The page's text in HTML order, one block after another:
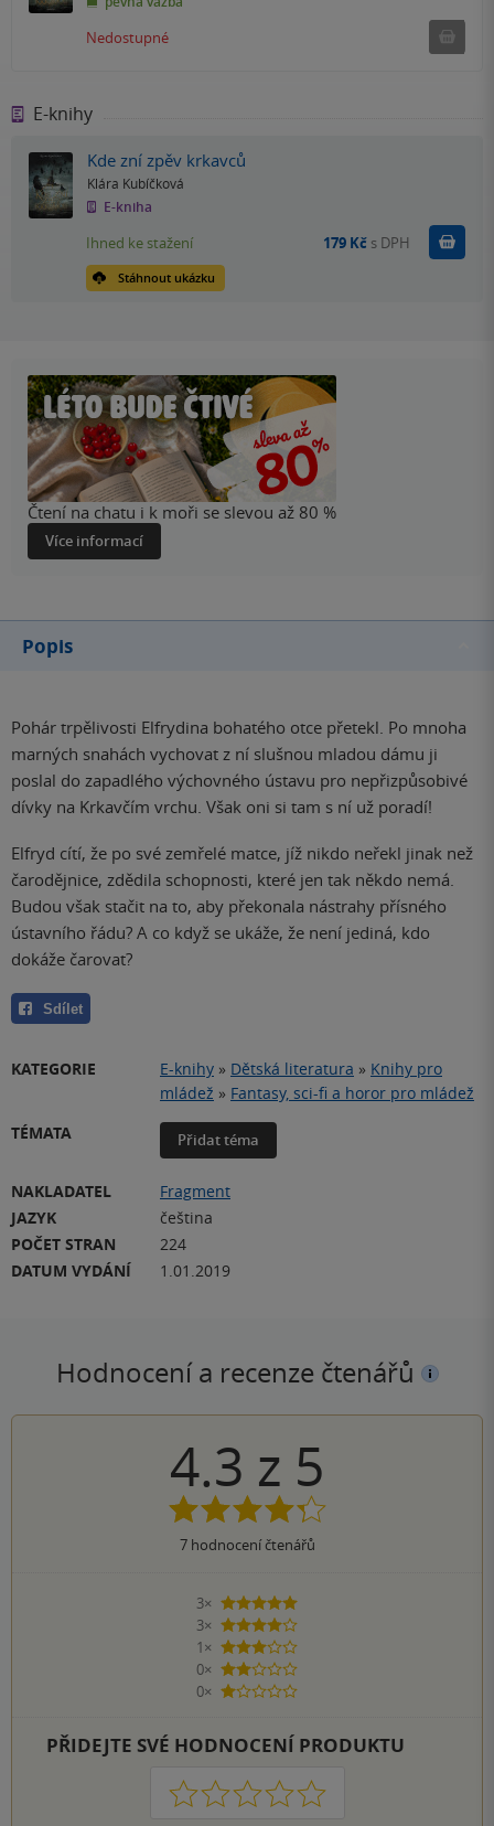
Nedostupné
E-knihy
Kde zní zpěv krkavců
Klára Kubíčková
E-kniha
Stáhnout ukázku
Ihned ke stažení 179 Kč s DPH Koupit
Čtení na chatu i k moři se slevou až 80 %
Více informací
Popis
Pohár trpělivosti Elfrydina bohatého otce přetekl. Po mnoha
marných snahách vychovat z ní slušnou mladou dámu ji
poslal do zapadlého výchovného ústavu pro nepřizpůsobivé
dívky na Krkavčím vrchu. Však oni si tam s ní už poradí!
Elfryd cítí, že po své zemřelé matce, jíž nikdo neřekl jinak než
čarodějnice, zdědila schopnosti, které jen tak někdo nemá.
Budou však stačit na to, aby překonala nástrahy přísného
ústavního řádu? A co když se ukáže, že není jediná, kdo
dokáže čarovat?
Sdílet
KATEGORIE E-knihy » Dětská literatura » Knihy pro
mládež » Fantasy, sci-fi a horor pro mládež
TÉMATA
Přidat téma
NAKLADATEL
Fragment
JAZYK
čeština
POČET STRAN
224
DATUM VYDÁNÍ
1.01.2019
Hodnocení a recenze čtenářů
4.3 z 5
7hodnocení čtenářů
3×
5 hvězdiček
3×
4 hvězdičky
1×
3 hvězdičky
0×
2 hvězdičky
0×
1 hvezdička
PŘIDEJTE SVÉ HODNOCENÍ PRODUKTU
1 2 3 4 5